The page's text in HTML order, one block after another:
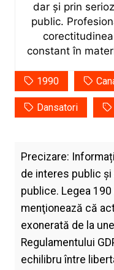
dar și prin
public.
constant în
1990
Dansatori
Precizare:
de interes public
publice. Legea
menţionează că
exonerată de la
Regulamentului
echilibru între